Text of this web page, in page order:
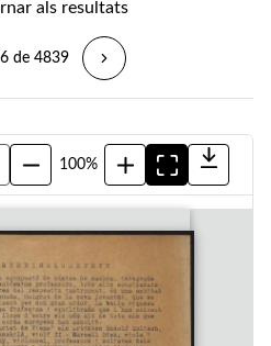
als resultats
de 4839
100%